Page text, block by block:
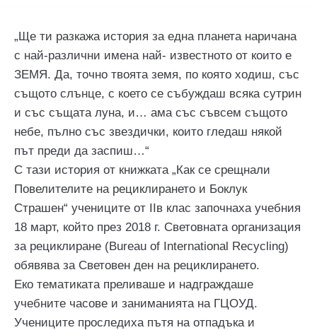
„Ще ти разкажа история за една планета наричана
с най-различни имена най- известното от които е
ЗЕМЯ. Да, точно твоята земя, по която ходиш, със
същото слънце, с което се събуждаш всяка сутрин
и със същата луна, и… ама със съвсем същото
небе, пълно със звездички, които гледаш някой
път преди да заспиш…“
С тази история от книжката „Как се срещнали
Повелителите на рециклирането и Боклук
Страшен“ учениците от IIв клас започнаха учебния
18 март, който през 2018 г. Световната организация
за рециклиране (Bureau of International Recycling)
обявява за Световен ден на рециклирането.
Еко тематиката преливаше и надграждаше
учебните часове и заниманията на ГЦОУД.
Учениците проследиха пътя на отпадъка и